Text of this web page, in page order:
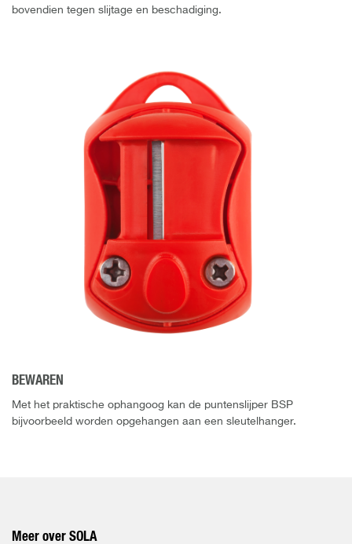
bovendien tegen slijtage en beschadiging.
BEWAREN
Met het praktische ophangoog kan de puntenslijper BSP
bijvoorbeeld worden opgehangen aan een sleutelhanger.
Meer over SOLA